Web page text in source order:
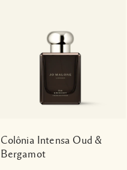
Colônia Intensa Oud &
Bergamot